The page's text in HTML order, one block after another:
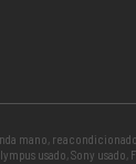
mano,
usado,Sony usado,